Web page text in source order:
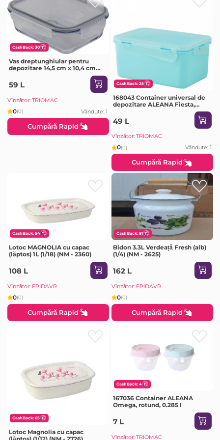
CashBack: 30
Vas dreptunghiular pentru
depozitare 14,5 cm x 10,4 cm
(380 cc) cu capac din plastic,
Borart
59 L
Vînzător: TRIOMAC
0(0) Vândute: 1
Cumpără Rapid
CashBack: 25
168043 Container universal de
depozitare ALEANA Fiesta,
dreptunghiular, 2.5 l, 23x17x11
cm
49 L
Vînzător: TRIOMAC
0(0) Vândute: 1
Cumpără Rapid
CashBack: 54
Lotoc MAGNOLIA cu capac
(lăptos) 1L (1/18) (NM - 2360)
108 L
Vînzător: EPIDAVR
0(0)
Cumpără Rapid
CashBack: 81
Bidon 3.3L Verdeață Fresh (alb)
(1/4) (NM - 2625)
162 L
Vînzător: EPIDAVR
0(0)
Cumpără Rapid
CashBack: 65
Lotoc Magnolia cu capac
CashBack: 4
167036 Container ALEANA
Omega, rotund, 0.285 l
7 L
Vînzător: TRIOMAC